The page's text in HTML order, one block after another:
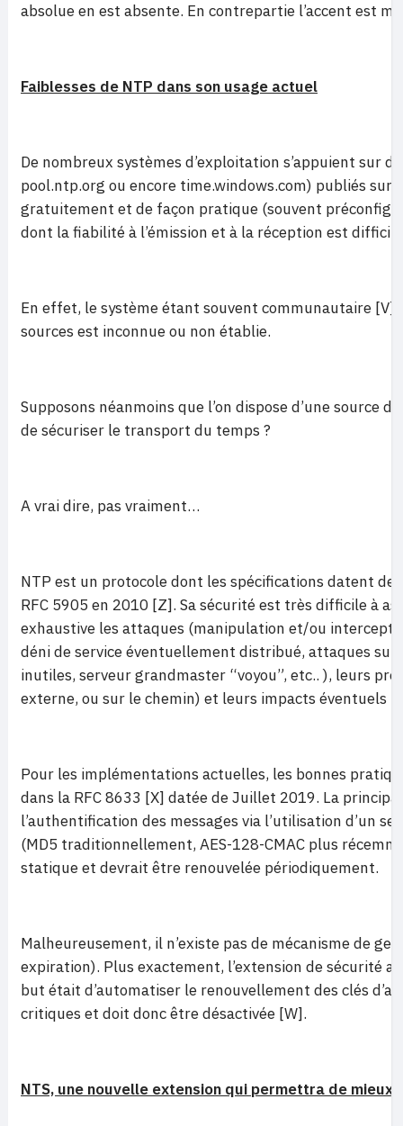
absolue en est absente. En contrepartie l’accent est
Faiblesses de NTP dans son usage actuel
De nombreux systèmes d’exploitation s’appuient sur
pool.ntp.org ou encore time.windows.com) publiés
gratuitement et de façon pratique (souvent
dont la fiabilité à l’émission et à la réception est
En effet, le système étant souvent communautaire
sources est inconnue ou non établie.
Supposons néanmoins que l’on dispose d’une source
de sécuriser le transport du temps ?
A vrai dire, pas vraiment…
NTP est un protocole dont les spécifications datent
RFC 5905 en 2010 [Z]. Sa sécurité est très difficile à
exhaustive les attaques (manipulation et/ou
déni de service éventuellement distribué, attaques
inutiles, serveur grandmaster “voyou”, etc.. ), leurs
externe, ou sur le chemin) et leurs impacts éventuels
Pour les implémentations actuelles, les bonnes
dans la RFC 8633 [X] datée de Juillet 2019. La
l’authentification des messages via l’utilisation d’un
(MD5 traditionnellement, AES-128-CMAC plus
statique et devrait être renouvelée périodiquement.
Malheureusement, il n’existe pas de mécanisme de
expiration). Plus exactement, l’extension de sécurité
but était d’automatiser le renouvellement des clés
critiques et doit donc être désactivée [W].
NTS, une nouvelle extension qui permettra de mieux